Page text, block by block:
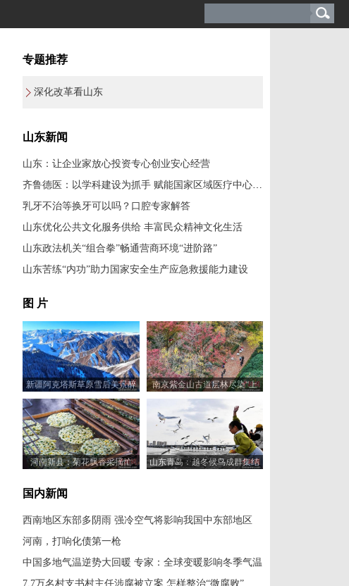
专题推荐
深化改革看山东
山东新闻
山东：让企业家放心投资专心创业安心经营
齐鲁德医：以学科建设为抓手 赋能国家区域医疗中心建设
乳牙不治等换牙可以吗？口腔专家解答
山东优化公共文化服务供给 丰富民众精神文化生活
山东政法机关“组合拳”畅通营商环境“进阶路”
山东苦练“内功”助力国家安全生产应急救援能力建设
图 片
新疆阿克塔斯草原雪后美景醉
人
南京紫金山古道层林尽染“上
线”最美600米
河南新县：菊花飘香采摘忙
山东青岛：越冬候鸟成群集结
国内新闻
西南地区东部多阴雨 强冷空气将影响我国中东部地区
河南，打响化债第一枪
中国多地气温逆势大回暖 专家：全球变暖影响冬季气温
7.7万名村支书村主任涉腐被立案 怎样整治“微腐败”